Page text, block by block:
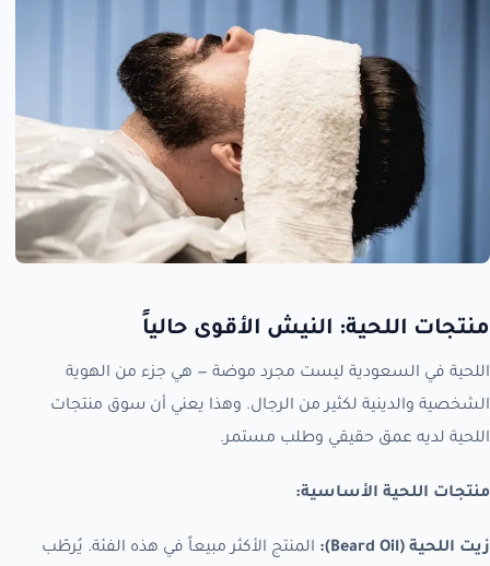
منتجات اللحية: النيش الأقوى حالياً
اللحية في السعودية ليست مجرد موضة — هي جزء من الهوية
الشخصية والدينية لكثير من الرجال. وهذا يعني أن سوق منتجات
اللحية لديه عمق حقيقي وطلب مستمر.
منتجات اللحية الأساسية:
زيت اللحية (Beard Oil):
المنتج الأكثر مبيعاً في هذه الفئة. يُرطّب